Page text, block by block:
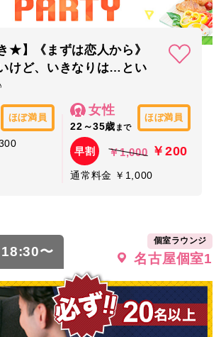
★】《まずは恋人から》
けど、いきなりは…とい
ほぼ満員
女性
22～35歳 まで
ほぼ満員
早割 ￥1,000 ￥200
通常料金 ￥1,000
〜
個室ラウンジ
名古屋個室1